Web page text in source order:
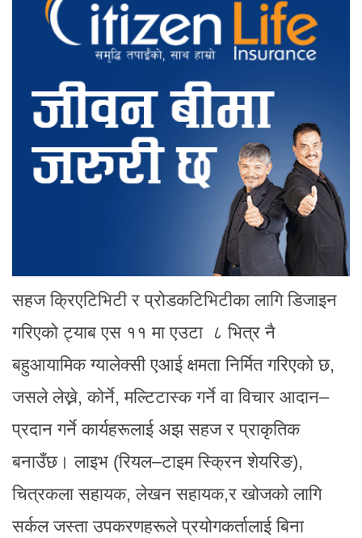
सहज क्रिएटिभिटी र प्रोडकटिभिटीका लागि डिजाइन
गरिएको ट्याब एस ११ मा एउटा ८ भित्र नै
बहुआयामिक ग्यालेक्सी एआई क्षमता निर्मित गरिएको छ,
जसले लेख्ने, कोर्ने, मल्टिटास्क गर्ने वा विचार आदान–
प्रदान गर्ने कार्यहरूलाई अझ सहज र प्राकृतिक
बनाउँछ। लाइभ (रियल–टाइम स्क्रिन शेयरिङ),
चित्रकला सहायक, लेखन सहायक,र खोजको लागि
सर्कल जस्ता उपकरणहरूले प्रयोगकर्तालाई बिना